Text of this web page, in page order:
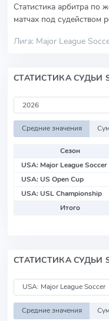
Статистика арбитра по
матчах под судейством
Лига: Major League
СТАТИСТИКА СУДЬИ
Средние значения
Сезон
USA: Major League Soccer
USA: US Open Cup
USA: USL Championship
Итого
СТАТИСТИКА СУДЬИ
Средние значения